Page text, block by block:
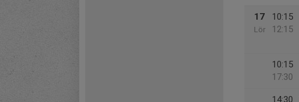
17
Lör
10:15
12:15
10:15
17:30
14:30